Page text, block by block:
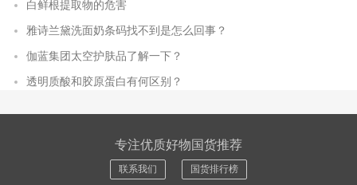
白鲜根提取物的危害
雅诗兰黛洗面奶条码找不到是怎么回事？
伽蓝集团太空护肤品了解一下？
透明质酸和胶原蛋白有何区别？
专注优质好物国货推荐
联系我们 国货排行榜